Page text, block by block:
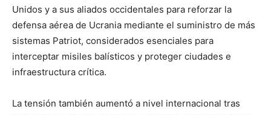
Unidos y a sus aliados occidentales para reforzar la
defensa aérea de Ucrania mediante el suministro de más
sistemas Patriot, considerados esenciales para
interceptar misiles balísticos y proteger ciudades e
infraestructura crítica.
La tensión también aumentó a nivel internacional tras